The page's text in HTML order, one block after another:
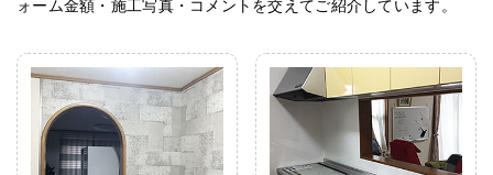
ォーム金額・施工写真・コメントを交えてご紹介しています。